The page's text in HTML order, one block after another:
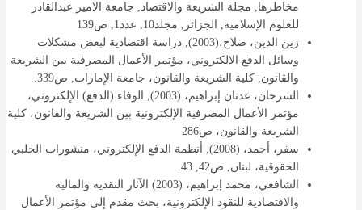
مخاطرها, مجلة الشريعة والاقتصاد, جامعة الامير عبدالقادر
للعلوم الإسلامية, الجزائر, مجلد10, عدد1, ص139
زين الدين، صلاح،(2003), دراسة اقتصادية لبعض مشكلات
وسائل الدفع الالكتروني، مؤتمر الأعمال المصرفية بين الشريعة
والقانون, كلية الشريعة والقانون، جامعة الإمارات, ص339.
السرحان، عدنان إبراهيم، (2003), الوفاء (الدفع) الإلكتروني،
مؤتمر الأعمال المصرفية الإلكترونية بين الشريعة والقانون، كلية
الشريعة والقانون، ص286
سفر، أحمد، (2008), أنظمة الدفع الإلكتروني، منشورات الحلبي
الحقوقية، لبنان, ص42, 43.
الشافعي، محمد إبراهيم، (2003) الآثار النقدية والمالية
والاقتصادية للنقود الإلكترونية، بحث مقدم إلى مؤتمر الأعمال